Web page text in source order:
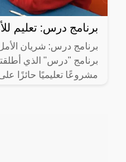
برنامج درس: تعليم
برنامج درس: شريان
مشروعًا تعليميًا حائزًا